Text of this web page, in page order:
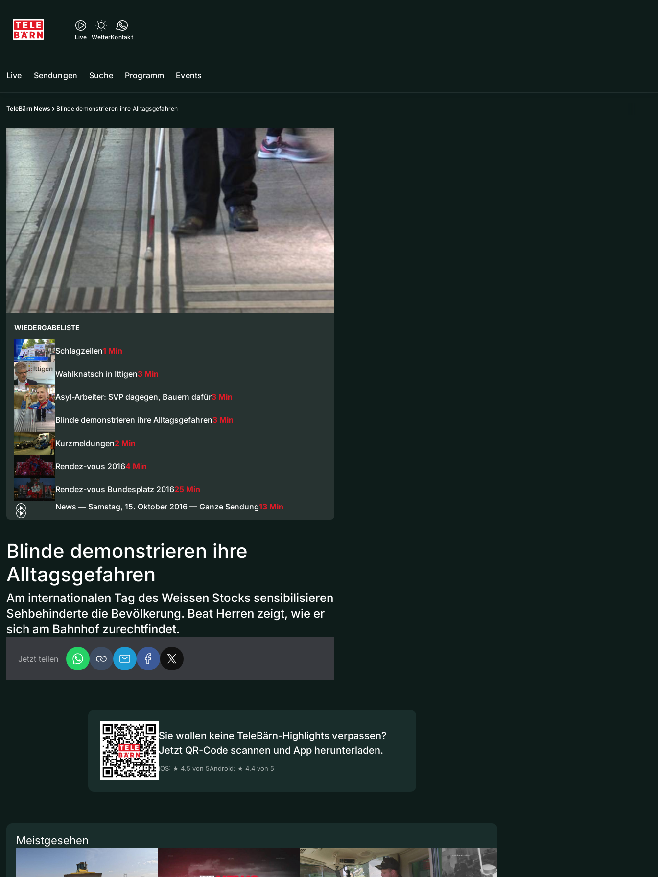
Live WetterKontakt
Live Sendungen Suche Programm Events
TeleBärn News Blinde demonstrieren ihre Alltagsgefahren
WIEDERGABELISTE
Schlagzeilen1 Min
Wahlknatsch in Ittigen3 Min
Asyl-Arbeiter: SVP dagegen, Bauern dafür3 Min
Blinde demonstrieren ihre Alltagsgefahren3 Min
Kurzmeldungen2 Min
Rendez-vous 20164 Min
Rendez-vous Bundesplatz 201625 Min
News — Samstag, 15. Oktober 2016 — Ganze Sendung13 Min
Blinde demonstrieren ihre
Alltagsgefahren
Am internationalen Tag des Weissen Stocks sensibilisieren
Sehbehinderte die Bevölkerung. Beat Herren zeigt, wie er
sich am Bahnhof zurechtfindet.
Jetzt teilen
Sie wollen keine TeleBärn-Highlights verpassen?
Jetzt QR-Code scannen und App herunterladen.
iOS: ★ 4.5 von 5Android: ★ 4.4 von 5
Meistgesehen